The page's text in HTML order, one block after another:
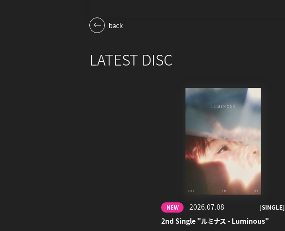
back
LATEST DISC
NEW 2026.07.08 [SINGLE]
2nd Single "ルミナス - Luminous"